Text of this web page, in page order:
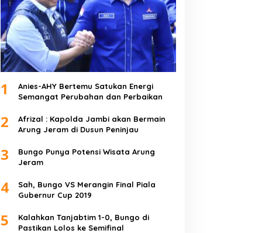
1
Anies-AHY Bertemu Satukan Energi
Semangat Perubahan dan Perbaikan
2
Afrizal : Kapolda Jambi akan Bermain
Arung Jeram di Dusun Peninjau
3
Bungo Punya Potensi Wisata Arung
Jeram
4
Sah, Bungo VS Merangin Final Piala
Gubernur Cup 2019
5
Kalahkan Tanjabtim 1-0, Bungo di
Pastikan Lolos ke Semifinal